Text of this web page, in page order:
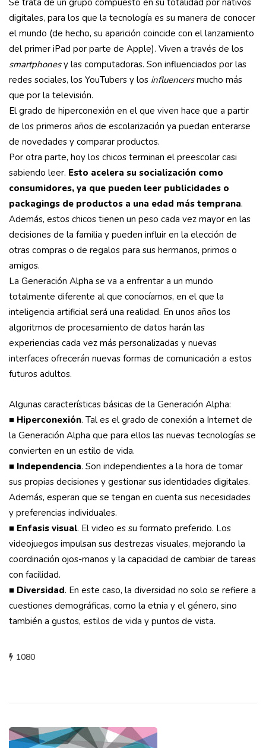
Se trata de un grupo compuesto en su totalidad por nativos
digitales, para los que la tecnología es su manera de conocer
el mundo (de hecho, su aparición coincide con el lanzamiento
del primer iPad por parte de Apple). Viven a través de los
smartphonesy las computadoras. Son influenciados por las
redes sociales, los YouTubers y los influencersmucho más
que por la televisión.
El grado de hiperconexión en el que viven hace que a partir
de los primeros años de escolarización ya puedan enterarse
de novedades y comparar productos.
Por otra parte, hoy los chicos terminan el preescolar casi
sabiendo leer. Esto acelera su socialización como
consumidores, ya que pueden leer publicidades o
packagings de productos a una edad más temprana.
Además, estos chicos tienen un peso cada vez mayor en las
decisiones de la familia y pueden influir en la elección de
otras compras o de regalos para sus hermanos, primos o
amigos.
La Generación Alpha se va a enfrentar a un mundo
totalmente diferente al que conocíamos, en el que la
inteligencia artificial será una realidad. En unos años los
algoritmos de procesamiento de datos harán las
experiencias cada vez más personalizadas y nuevas
interfaces ofrecerán nuevas formas de comunicación a estos
futuros adultos.
Algunas características básicas de la Generación Alpha:
■ Hiperconexión. Tal es el grado de conexión a Internet de
la Generación Alpha que para ellos las nuevas tecnologías se
convierten en un estilo de vida.
■ Independencia. Son independientes a la hora de tomar
sus propias decisiones y gestionar sus identidades digitales.
Además, esperan que se tengan en cuenta sus necesidades
y preferencias individuales.
■ Enfasis visual. El video es su formato preferido. Los
videojuegos impulsan sus destrezas visuales, mejorando la
coordinación ojos-manos y la capacidad de cambiar de tareas
con facilidad.
■ Diversidad. En este caso, la diversidad no solo se refiere a
cuestiones demográficas, como la etnia y el género, sino
también a gustos, estilos de vida y puntos de vista.
1080